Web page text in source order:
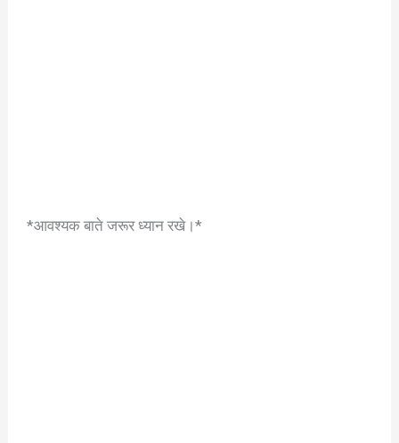
*आवश्यक बाते जरूर ध्यान रखे।*